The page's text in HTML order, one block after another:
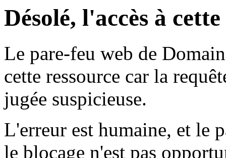
Désolé, l'accès à
Le pare-feu web de
cette ressource car la
jugée suspicieuse.
L'erreur est humaine, et le
le blocage n'est pas